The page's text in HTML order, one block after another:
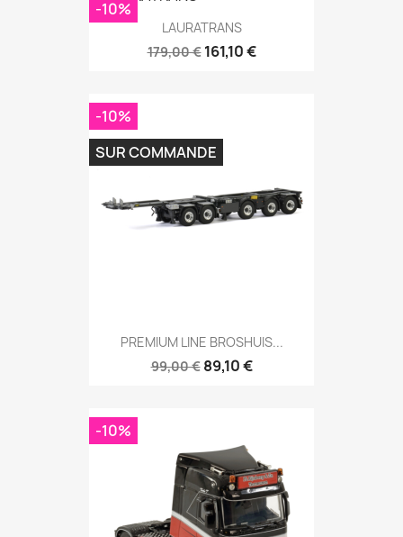
LAURATRANS
179,00 € 161,10 €
-10%
PREMIUM LINE BROSHUIS...
99,00 € 89,10 €
-10%
SUR COMMANDE
-10%